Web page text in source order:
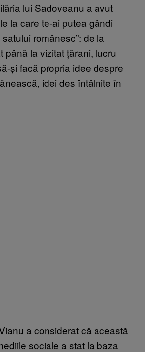
lui Sadoveanu a avut
la care te-ai putea gândi
românesc”: de la
până la vizitat țărani, lucru
și facă propria idee despre
idei des întâlnite în
a considerat că această
sociale a stat la baza